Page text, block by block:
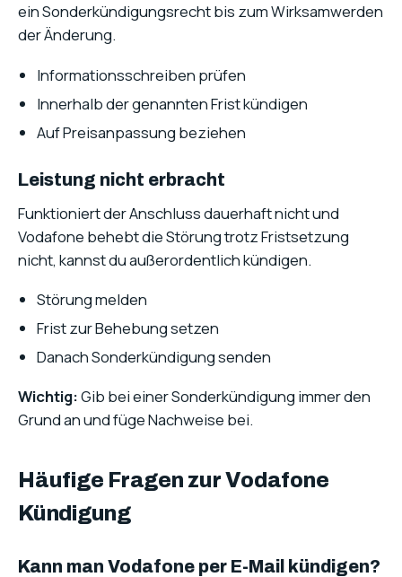
ein Sonderkündigungsrecht bis zum Wirksamwerden
der Änderung.
Informationsschreiben prüfen
Innerhalb der genannten Frist kündigen
Auf Preisanpassung beziehen
Leistung nicht erbracht
Funktioniert der Anschluss dauerhaft nicht und
Vodafone behebt die Störung trotz Fristsetzung
nicht, kannst du außerordentlich kündigen.
Störung melden
Frist zur Behebung setzen
Danach Sonderkündigung senden
Wichtig:Gib bei einer Sonderkündigung immer den
Grund an und füge Nachweise bei.
Häufige Fragen zur Vodafone
Kündigung
Kann man Vodafone per E-Mail kündigen?